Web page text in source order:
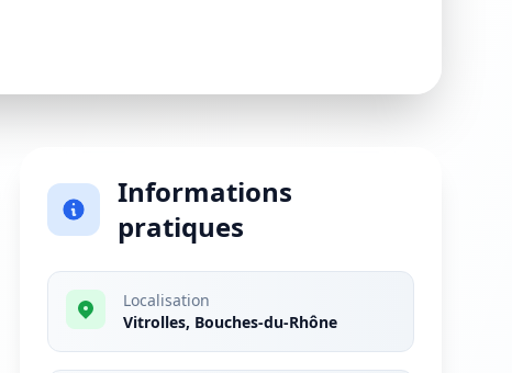
Informations
pratiques
Localisation
Vitrolles, Bouches-du-Rhône